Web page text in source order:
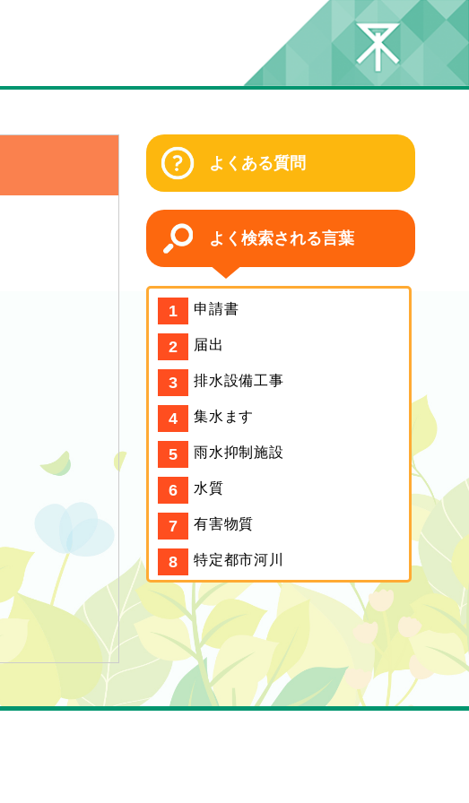
よくある質問
よく検索される言葉
申請書
届出
排水設備工事
集水ます
雨水抑制施設
水質
有害物質
特定都市河川